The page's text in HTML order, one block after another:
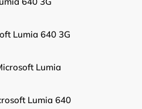
Lumia 640 3G
Lumia
Lumia 640